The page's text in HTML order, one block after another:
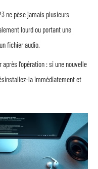
ne pèse jamais plusieurs
lourd ou portant une
fichier audio.
l’opération : si une nouvelle
la immédiatement et